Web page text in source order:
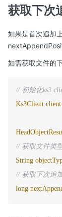
获取下次
如果是首次追加
如需获取文件的
// 初始化ks3
Ks3Client client
// 获取文件类
String
// 获取下次追
long